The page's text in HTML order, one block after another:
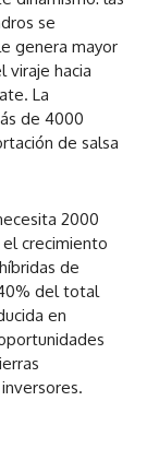
se
genera mayor
viraje hacia
La
de 4000
de salsa
2000
crecimiento
de
del total
en